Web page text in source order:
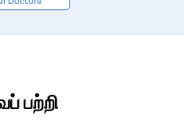
பற்றி